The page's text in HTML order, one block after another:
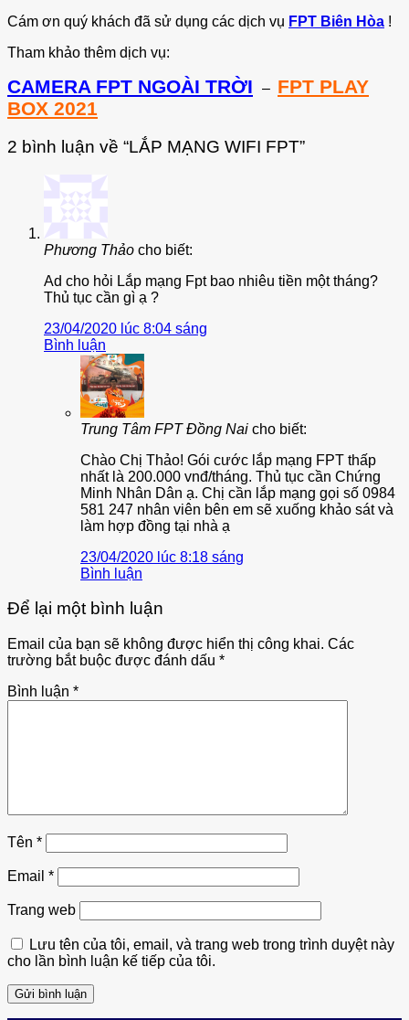
Cám ơn quý khách đã sử dụng các dịch vụ FPT Biên Hòa !
Tham khảo thêm dịch vụ:
CAMERA FPT NGOÀI TRỜI – FPT PLAY
BOX 2021
2 bình luận về “LẮP MẠNG WIFI FPT”
Phương Thảo cho biết:
Ad cho hỏi Lắp mạng Fpt bao nhiêu tiền một tháng?
Thủ tục cần gì ạ ?
23/04/2020 lúc 8:04 sáng
Bình luận
Trung Tâm FPT Đồng Nai cho biết:
Chào Chị Thảo! Gói cước lắp mạng FPT thấp
nhất là 200.000 vnđ/tháng. Thủ tục cần Chứng
Minh Nhân Dân ạ. Chị cần lắp mạng gọi số 0984
581 247 nhân viên bên em sẽ xuống khảo sát và
làm hợp đồng tại nhà ạ
23/04/2020 lúc 8:18 sáng
Bình luận
Để lại một bình luận
Email của bạn sẽ không được hiển thị công khai. Các
trường bắt buộc được đánh dấu *
Bình luận *
Tên *
Email *
Trang web
Lưu tên của tôi, email, và trang web trong trình duyệt này
cho lần bình luận kế tiếp của tôi.